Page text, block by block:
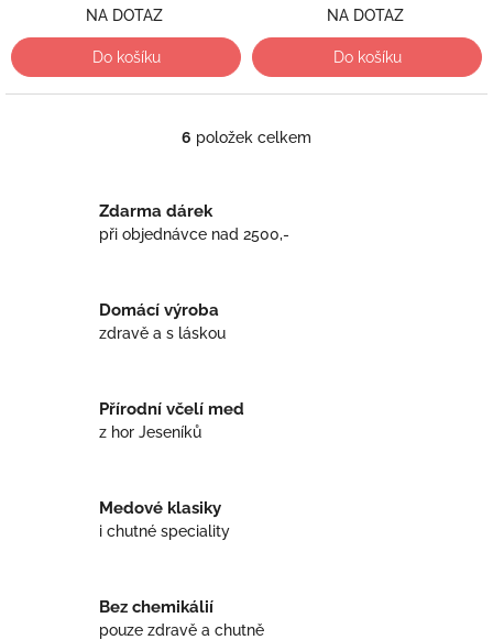
NA DOTAZ
Do košíku
NA DOTAZ
Do košíku
O
d
6 položek celkem
Zdarma dárek
při objednávce nad 2500,-
Domácí výroba
zdravě a s láskou
Přírodní včelí med
z hor Jeseníků
Medové klasiky
i chutné speciality
Bez chemikálií
pouze zdravě a chutně